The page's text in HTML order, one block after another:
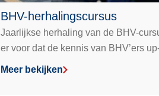
BHV-herhalingscursus
Jaarlijkse herhaling van de BHV-
er voor dat de kennis van BHV’ers
Meer bekijken